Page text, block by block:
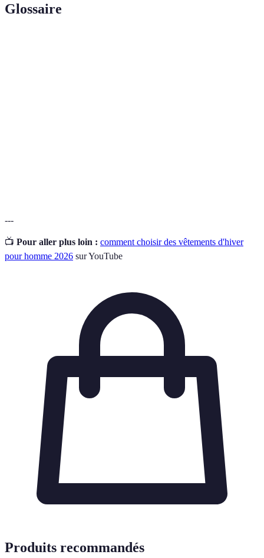
Glossaire
---
📺 Pour aller plus loin : comment choisir des vêtements d'hiver
pour homme 2026 sur YouTube
Produits recommandés